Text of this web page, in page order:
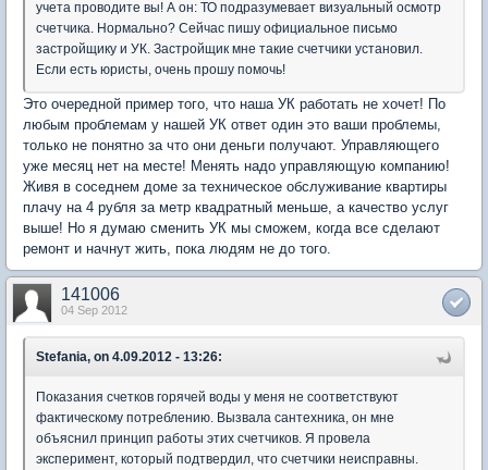
учета проводите вы! А он: ТО подразумевает визуальный осмотр
счетчика. Нормально? Сейчас пишу официальное письмо
застройщику и УК. Застройщик мне такие счетчики установил.
Если есть юристы, очень прошу помочь!
Это очередной пример того, что наша УК работать не хочет! По
любым проблемам у нашей УК ответ один это ваши проблемы,
только не понятно за что они деньги получают. Управляющего
уже месяц нет на месте! Менять надо управляющую компанию!
Живя в соседнем доме за техническое обслуживание квартиры
плачу на 4 рубля за метр квадратный меньше, а качество услуг
выше! Но я думаю сменить УК мы сможем, когда все сделают
ремонт и начнут жить, пока людям не до того.
141006
04 Sep 2012
Stefania, on 4.09.2012 - 13:26:
Показания счетков горячей воды у меня не соответствуют
фактическому потреблению. Вызвала сантехника, он мне
объяснил принцип работы этих счетчиков. Я провела
эксперимент, который подтвердил, что счетчики неисправны.